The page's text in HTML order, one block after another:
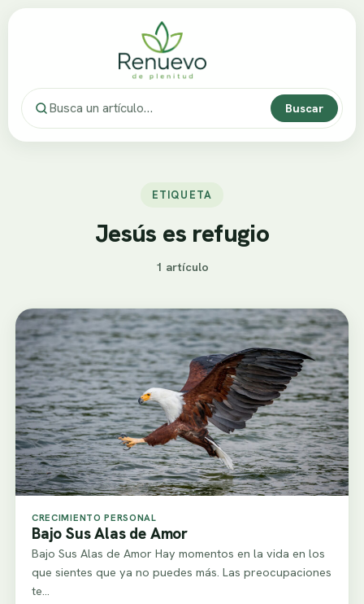
Buscar
ETIQUETA
Jesús es refugio
1 artículo
CRECIMIENTO PERSONAL
Bajo Sus Alas de Amor
Bajo Sus Alas de Amor Hay momentos en la vida en los
que sientes que ya no puedes más. Las preocupaciones
te…